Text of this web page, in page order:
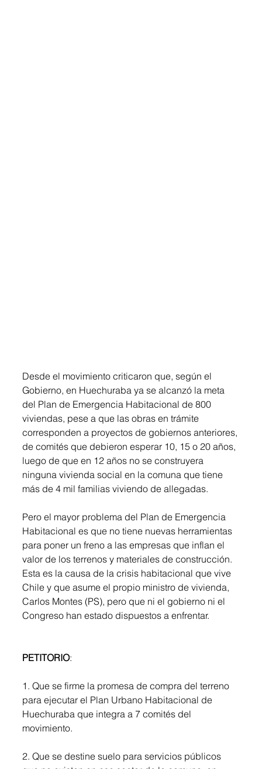
Desde el movimiento criticaron que, según el
Gobierno, en Huechuraba ya se alcanzó la meta
del Plan de Emergencia Habitacional de 800
viviendas, pese a que las obras en trámite
corresponden a proyectos de gobiernos anteriores,
de comités que debieron esperar 10, 15 o 20 años,
luego de que en 12 años no se construyera
ninguna vivienda social en la comuna que tiene
más de 4 mil familias viviendo de allegadas.
Pero el mayor problema del Plan de Emergencia
Habitacional es que no tiene nuevas herramientas
para poner un freno a las empresas que inflan el
valor de los terrenos y materiales de construcción.
Esta es la causa de la crisis habitacional que vive
Chile y que asume el propio ministro de vivienda,
Carlos Montes (PS), pero que ni el gobierno ni el
Congreso han estado dispuestos a enfrentar.
PETITORIO:
1. Que se firme la promesa de compra del terreno
para ejecutar el Plan Urbano Habitacional de
Huechuraba que integra a 7 comités del
movimiento.
2. Que se destine suelo para servicios públicos